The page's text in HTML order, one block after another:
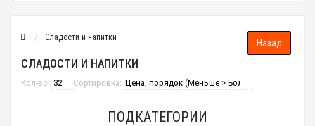
Сладости и напитки
СЛАДОСТИ И НАПИТКИ
Кол-во: Сортировка:
ПОДКАТЕГОРИИ